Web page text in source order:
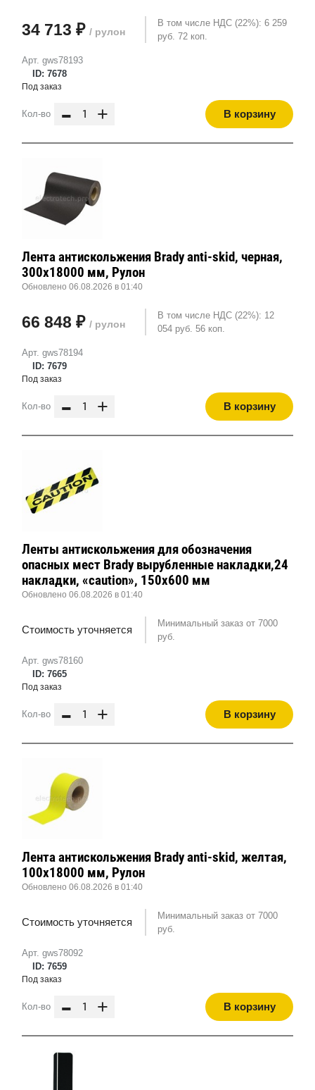
Арт. gws78193
ID: 7678
34 713 ₽ / рулон
В том числе НДС (22%): 6 259
руб. 72 коп.
Под заказ
Кол-во - + В корзину
Арт. gws78194
ID: 7679
Лента антискольжения Brady anti-skid, черная,
300x18000 мм, Рулон
Обновлено 06.08.2026 в 01:40
66 848 ₽ / рулон
В том числе НДС (22%): 12
054 руб. 56 коп.
Под заказ
Кол-во - + В корзину
Арт. gws78160
ID: 7665
Ленты антискольжения для обозначения
опасных мест Brady вырубленные накладки,24
накладки, «caution», 150x600 мм
Обновлено 06.08.2026 в 01:40
Стоимость уточняется
Минимальный заказ от 7000
руб.
Под заказ
Кол-во - + В корзину
Арт. gws78092
ID: 7659
Лента антискольжения Brady anti-skid, желтая,
100x18000 мм, Рулон
Обновлено 06.08.2026 в 01:40
Стоимость уточняется
Минимальный заказ от 7000
руб.
Под заказ
Кол-во - + В корзину